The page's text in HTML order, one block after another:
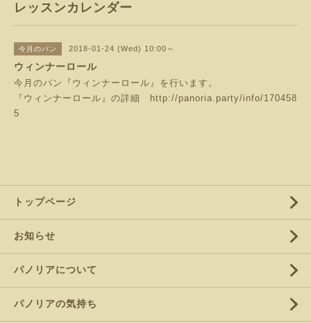
レッスンカレンダー
今月のパン 2018-01-24 (Wed) 10:00～
ウィンナーロール
今月のパン『ウィンナーロール』を行います。
『ウィンナーロール』の詳細
http://panoria.party/info/170458
5
トップページ
お知らせ
パノリアについて
パノリアの気持ち